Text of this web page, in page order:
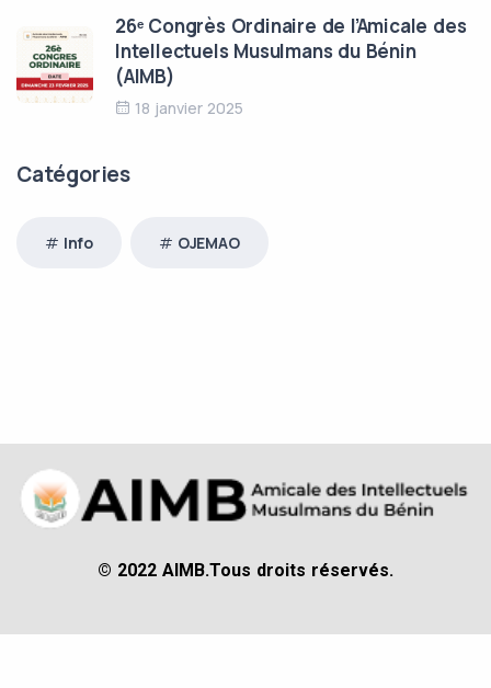
AIMB
26ᵉ Congrès Ordinaire de l’Amicale des
Intellectuels Musulmans du Bénin
(AIMB)
18 janvier 2025
Catégories
Info OJEMAO
© 2022 AIMB.Tous droits réservés.